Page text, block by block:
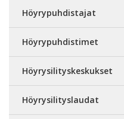
Höyrypuhdistajat
Höyrypuhdistimet
Höyrysilityskeskukset
Höyrysilityslaudat